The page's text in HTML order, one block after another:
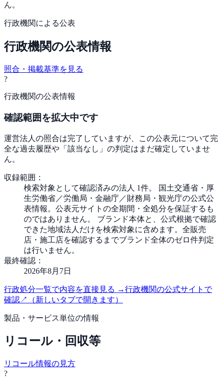
ん。
行政機関による公表
行政機関の公表情報
照合・掲載基準を見る
?
行政機関の公表情報
確認範囲を拡大中です
運営法人の照合は完了していますが、この公表元について完
全な過去履歴や「該当なし」の判定はまだ確定していませ
ん。
収録範囲：
検索対象として確認済みの法人 1件。 国土交通省・厚
生労働省／労働局・金融庁／財務局・観光庁の公式公
表情報。公表元サイトの全期間・全処分を保証するも
のではありません。 ブランド本体と、公式根拠で確認
できた地域法人だけを検索対象に含めます。全販売
店・施工店を確認するまでブランド全体のゼロ件判定
は行いません。
最終確認：
2026年8月7日
行政処分一覧で内容を直接見る →行政機関の公式サイトで
確認↗ （新しいタブで開きます）
製品・サービス単位の情報
リコール・回収等
リコール情報の見方
?